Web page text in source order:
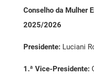
Conselho da Mulher
2025/2026
Presidente: Luciani
1.ª Vice-Presidente: